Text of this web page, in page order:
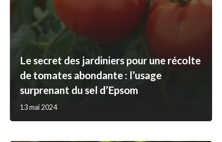
Le secret des jardiniers pour une récolte
de tomates abondante : l’usage
surprenant du sel d’Epsom
13 mai 2024